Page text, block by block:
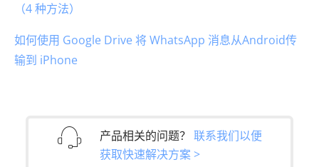
（4 种方法）
如何使用 Google Drive 将 WhatsApp 消息从Android传
输到 iPhone
产品相关的问题？ 联系我们以便
获取快速解决方案 >